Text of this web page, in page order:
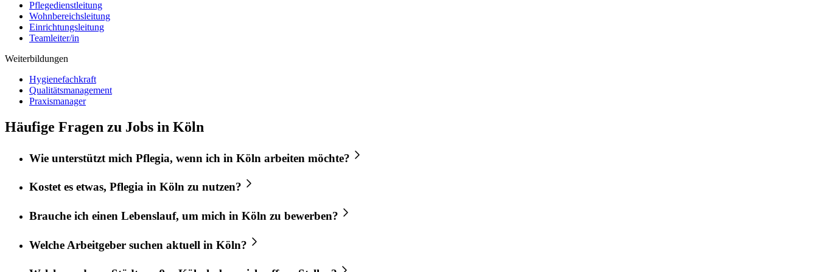
Pflegedienstleitung
Wohnbereichsleitung
Einrichtungsleitung
Teamleiter/in
Weiterbildungen
Hygienefachkraft
Qualitätsmanagement
Praxismanager
Häufige Fragen zu Jobs in Köln
Wie unterstützt mich Pflegia, wenn ich in Köln arbeiten möchte?
Kostet es etwas, Pflegia in Köln zu nutzen?
Brauche ich einen Lebenslauf, um mich in Köln zu bewerben?
Welche Arbeitgeber suchen aktuell in Köln?